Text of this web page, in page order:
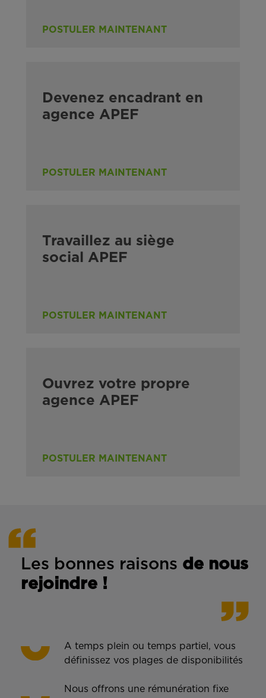
POSTULER MAINTENANT
Devenez encadrant en
agence APEF
POSTULER MAINTENANT
Travaillez au siège
social APEF
POSTULER MAINTENANT
Ouvrez votre propre
agence APEF
POSTULER MAINTENANT
Les bonnes raisons de nous
rejoindre !
A temps plein ou temps partiel, vous
définissez vos plages de disponibilités
Nous offrons une rémunération fixe